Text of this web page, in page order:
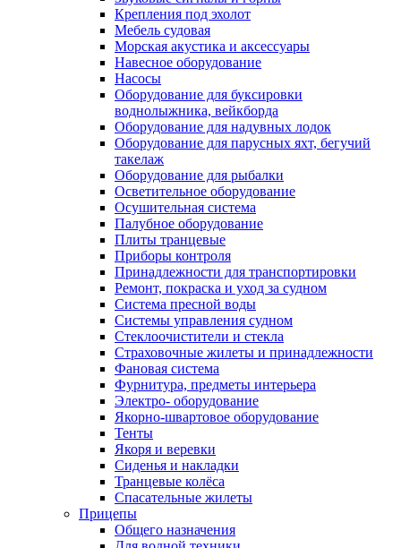
Крепления под эхолот
Мебель судовая
Морская акустика и аксессуары
Навесное оборудование
Насосы
Оборудование для буксировки
воднолыжника, вейкборда
Оборудование для надувных лодок
Оборудование для парусных яхт, бегучий
такелаж
Оборудование для рыбалки
Осветительное оборудование
Осушительная система
Палубное оборудование
Плиты транцевые
Приборы контроля
Принадлежности для транспортировки
Ремонт, покраска и уход за судном
Система пресной воды
Системы управления судном
Стеклоочистители и стекла
Страховочные жилеты и принадлежности
Фановая система
Фурнитура, предметы интерьера
Электро- оборудование
Якорно-швартовое оборудование
Тенты
Якоря и веревки
Сиденья и накладки
Транцевые колёса
Спасательные жилеты
Прицепы
Общего назначения